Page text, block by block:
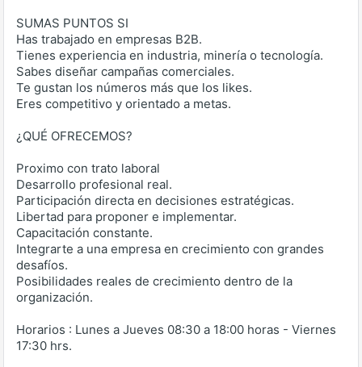
SUMAS PUNTOS SI
Has trabajado en empresas B2B.
Tienes experiencia en industria, minería o tecnología.
Sabes diseñar campañas comerciales.
Te gustan los números más que los likes.
Eres competitivo y orientado a metas.
¿QUÉ OFRECEMOS?
Proximo con trato laboral
Desarrollo profesional real.
Participación directa en decisiones estratégicas.
Libertad para proponer e implementar.
Capacitación constante.
Integrarte a una empresa en crecimiento con grandes
desafíos.
Posibilidades reales de crecimiento dentro de la
organización.
Horarios : Lunes a Jueves 08:30 a 18:00 horas - Viernes
17:30 hrs.